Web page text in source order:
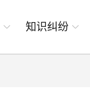
知识纠纷